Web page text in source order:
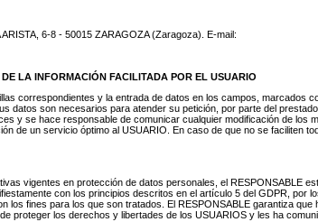
6-8 - 50015 ZARAGOZA (Zaragoza). E-mail:
LA INFORMACIÓN FACILITADA POR EL USUARIO
correspondientes y la entrada de datos en los campos,
datos son necesarios para atender su petición, por parte del
y se hace responsable de comunicar cualquier modificación de
de un servicio óptimo al USUARIO. En caso de que no se faciliten
vigentes en protección de datos personales, el RESPONSABLE
con los principios descritos en el artículo 5 del GDPR,
los fines para los que son tratados. El RESPONSABLE garantiza
proteger los derechos y libertades de los USUARIOS y les ha